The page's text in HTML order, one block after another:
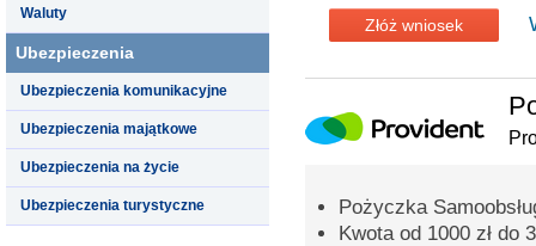
Waluty
Ubezpieczenia
Ubezpieczenia komunikacyjne
Ubezpieczenia majątkowe
Ubezpieczenia na życie
Ubezpieczenia turystyczne
Złóż wniosek
Pożyczka
Kwota od 1000 zł do